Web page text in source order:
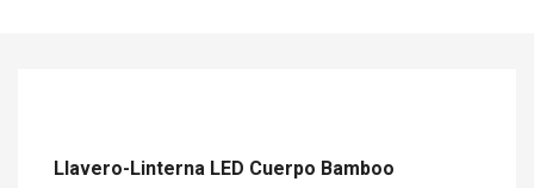
Llavero-Linterna LED Cuerpo Bamboo